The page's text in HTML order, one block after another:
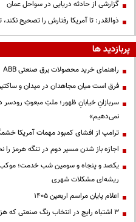
گزارشی از حادثه دریایی در سواحل عمان
ذوالقدر: تا آمریکا رفتارش را تصحیح
پربازدید ها
راهنمای خرید محصولات برق صنعتی ABB
فرق است میان مجاهدان در میدان و
سربازانِ خیابانِ ظهور؛ ملتِ مبعوثِ رودسر
نمی‌دهیم»
ترامپ از افشای کمبود مهمات آمریکا
اجازه باز شدن مسیر دوم در تنگه هرمز را
یکصد و پنجاه و سومین شب خدمت؛ موکب
ریشه‌ای مشکلات شهری
اعلام پایان مراسم اربعین ۱۴۰۵
3 اشتباه رایج در انتخاب رنگ صنعتی که هزینه‌اش را سال‌ها می‌پردازید...